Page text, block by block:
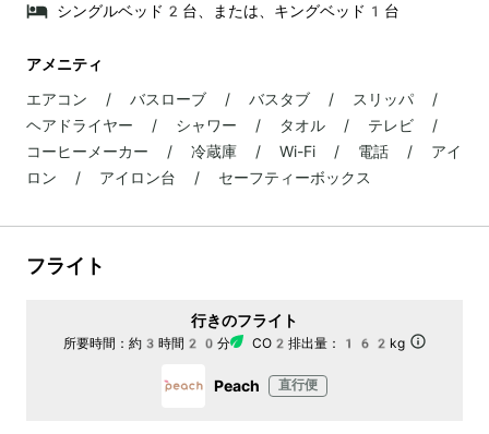
シングルベッド2台、または、キングベッド1台
アメニティ
エアコン / バスローブ / バスタブ / スリッパ /
ヘアドライヤー / シャワー / タオル / テレビ /
コーヒーメーカー / 冷蔵庫 / Wi-Fi / 電話 / アイ
ロン / アイロン台 / セーフティーボックス
フライト
行きのフライト
所要時間： 約3時間20分 CO2排出量： 162kg
Peach 直行便